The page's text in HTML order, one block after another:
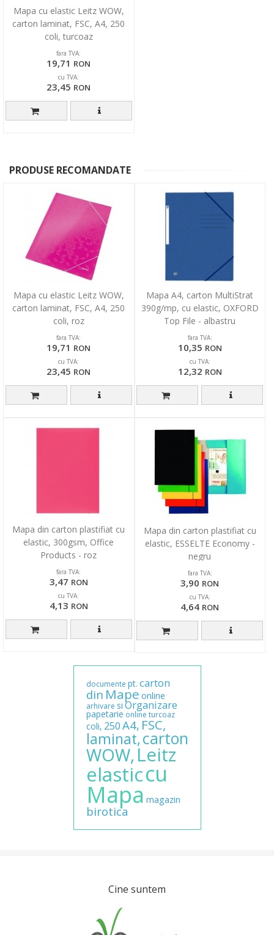
Mapa cu elastic Leitz WOW,
carton laminat, FSC, A4, 250
coli, turcoaz
fara TVA:
19,71 RON
cu TVA:
23,45 RON
PRODUSE RECOMANDATE
Mapa cu elastic Leitz WOW,
carton laminat, FSC, A4, 250
coli, roz
fara TVA:
19,71 RON
cu TVA:
23,45 RON
Mapa A4, carton MultiStrat
390g/mp, cu elastic, OXFORD
Top File - albastru
fara TVA:
10,35 RON
cu TVA:
12,32 RON
Mapa din carton plastifiat cu
elastic, 300gsm, Office
Products - roz
fara TVA:
3,47 RON
cu TVA:
4,13 RON
Mapa din carton plastifiat cu
elastic, ESSELTE Economy -
negru
fara TVA:
3,90 RON
cu TVA:
4,64 RON
documente pt. carton
din Mape online
arhivare si Organizare
papetarie online turcoaz
coli, 250A4, FSC,
laminat,carton
WOW,Leitz
elasticcu
Mapa magazin
birotica
Cine suntem